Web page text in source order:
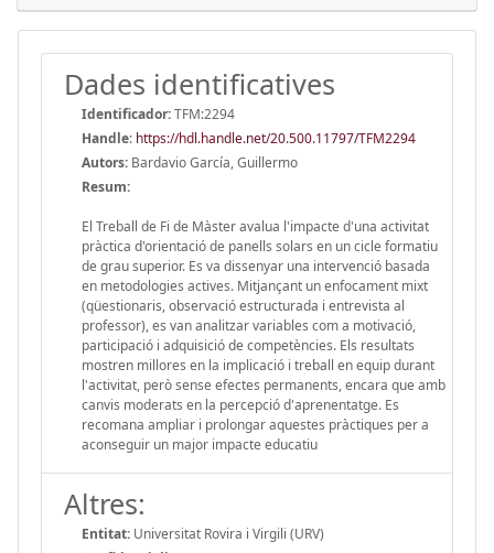
Dades identificatives
Identificador:TFM:2294
Handle: https://hdl.handle.net/20.500.11797/TFM2294
Autors: Bardavio García, Guillermo
Resum:
El Treball de Fi de Màster avalua l'impacte d'una activitat
pràctica d'orientació de panells solars en un cicle formatiu
de grau superior. Es va dissenyar una intervenció basada
en metodologies actives. Mitjançant un enfocament mixt
(qüestionaris, observació estructurada i entrevista al
professor), es van analitzar variables com a motivació,
participació i adquisició de competències. Els resultats
mostren millores en la implicació i treball en equip durant
l'activitat, però sense efectes permanents, encara que amb
canvis moderats en la percepció d'aprenentatge. Es
recomana ampliar i prolongar aquestes pràctiques per a
aconseguir un major impacte educatiu
Altres:
Entitat: Universitat Rovira i Virgili (URV)